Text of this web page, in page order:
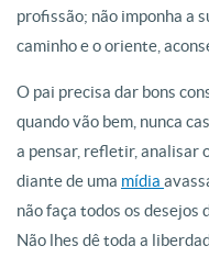
profissão; não imponha a
caminho e o oriente,
O pai precisa dar bons
quando vão bem, nunca
a pensar, refletir, analisar
diante de uma mídia
não faça todos os desejos
Não lhes dê toda a